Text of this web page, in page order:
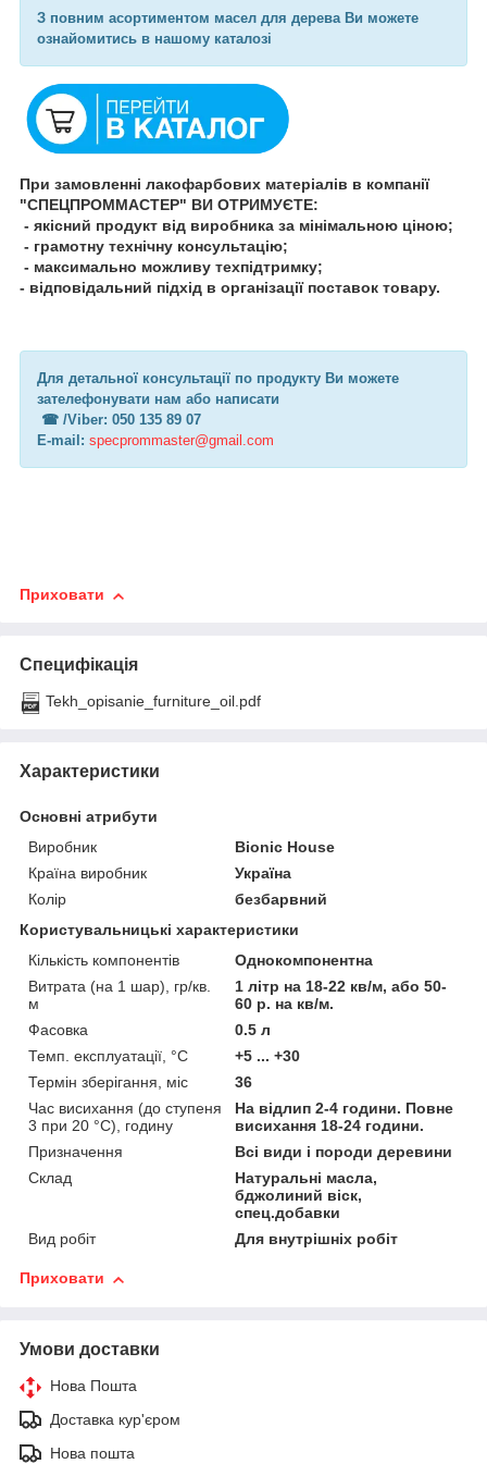
З повним асортиментом масел для дерева Ви можете
ознайомитись в нашому каталозі
При замовленні лакофарбових матеріалів в компанії
"СПЕЦПРОММАСТЕР" ВИ ОТРИМУЄТЕ:
- якісний продукт від виробника за мінімальною ціною;
- грамотну технічну консультацію;
- максимально можливу техпідтримку;
- відповідальний підхід в організації поставок товару.
Для детальної консультації по продукту Ви можете
зателефонувати нам або написати
☎︎ /Viber: 050 135 89 07
E-mail: specprommaster@gmail.com
Приховати
Специфікація
Tekh_opisanie_furniture_oil.pdf
Характеристики
Основні атрибути
Виробник
Bionic House
Країна виробник
Україна
Колір
безбарвний
Користувальницькі характеристики
Кількість компонентів
Однокомпонентна
Витрата (на 1 шар), гр/кв.
м
1 літр на 18-22 кв/м, або 50-
60 р. на кв/м.
Фасовка
0.5 л
Темп. експлуатації, °С
+5 ... +30
Термін зберігання, міс
36
Час висихання (до ступеня
3 при 20 °С), годину
На відлип 2-4 години. Повне
висихання 18-24 години.
Призначення
Всі види і породи деревини
Склад
Натуральні масла,
бджолиний віск,
спец.добавки
Вид робіт
Для внутрішніх робіт
Приховати
Умови доставки
Нова Пошта
Доставка кур'єром
Нова пошта